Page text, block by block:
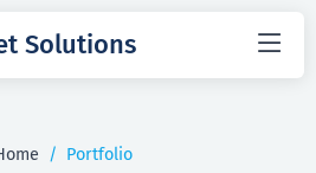
Solutions
Portfolio